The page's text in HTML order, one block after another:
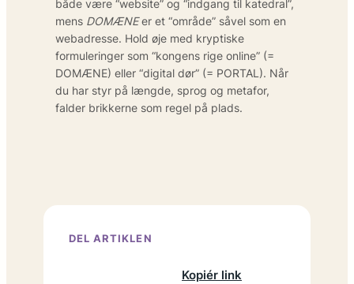
både være “website” og “indgang til katedral”,
mens DOMÆNEer et “område” såvel som en
webadresse. Hold øje med kryptiske
formuleringer som “kongens rige online” (=
DOMÆNE) eller “digital dør” (= PORTAL). Når
du har styr på længde, sprog og metafor,
falder brikkerne som regel på plads.
DEL ARTIKLEN
Kopiér link